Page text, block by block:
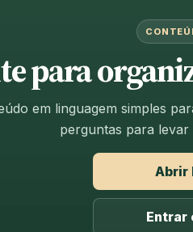
para
em linguagem simples
perguntas para levar
Abrir
Entrar